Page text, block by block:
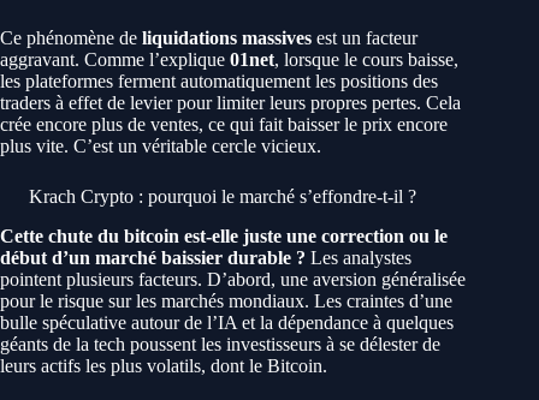
Ce phénomène de liquidations massives est un facteur
aggravant. Comme l’explique 01net, lorsque le cours baisse,
les plateformes ferment automatiquement les positions des
traders à effet de levier pour limiter leurs propres pertes. Cela
crée encore plus de ventes, ce qui fait baisser le prix encore
plus vite. C’est un véritable cercle vicieux.
Krach Crypto : pourquoi le marché s’effondre-t-il ?
Cette chute du bitcoin est-elle juste une correction ou le
début d’un marché baissier durable ? Les analystes
pointent plusieurs facteurs. D’abord, une aversion généralisée
pour le risque sur les marchés mondiaux. Les craintes d’une
bulle spéculative autour de l’IA et la dépendance à quelques
géants de la tech poussent les investisseurs à se délester de
leurs actifs les plus volatils, dont le Bitcoin.